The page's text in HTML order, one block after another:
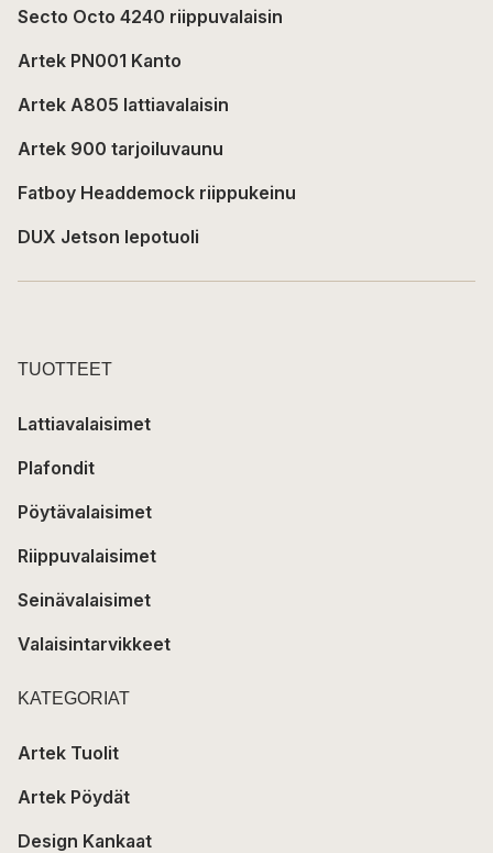
Secto Octo 4240 riippuvalaisin
Artek PN001 Kanto
Artek A805 lattiavalaisin
Artek 900 tarjoiluvaunu
Fatboy Headdemock riippukeinu
DUX Jetson lepotuoli
TUOTTEET
Lattiavalaisimet
Plafondit
Pöytävalaisimet
Riippuvalaisimet
Seinävalaisimet
Valaisintarvikkeet
KATEGORIAT
Artek Tuolit
Artek Pöydät
Design Kankaat